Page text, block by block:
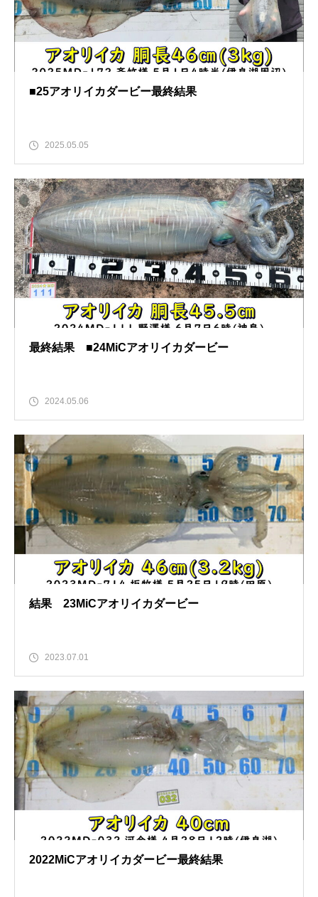
■25アオリイカダービー最終結果
2025.05.05
最終結果 ■24MiCアオリイカダービー
2024.05.06
結果 23MiCアオリイカダービー
2023.07.01
2022MiCアオリイカダービー最終結果